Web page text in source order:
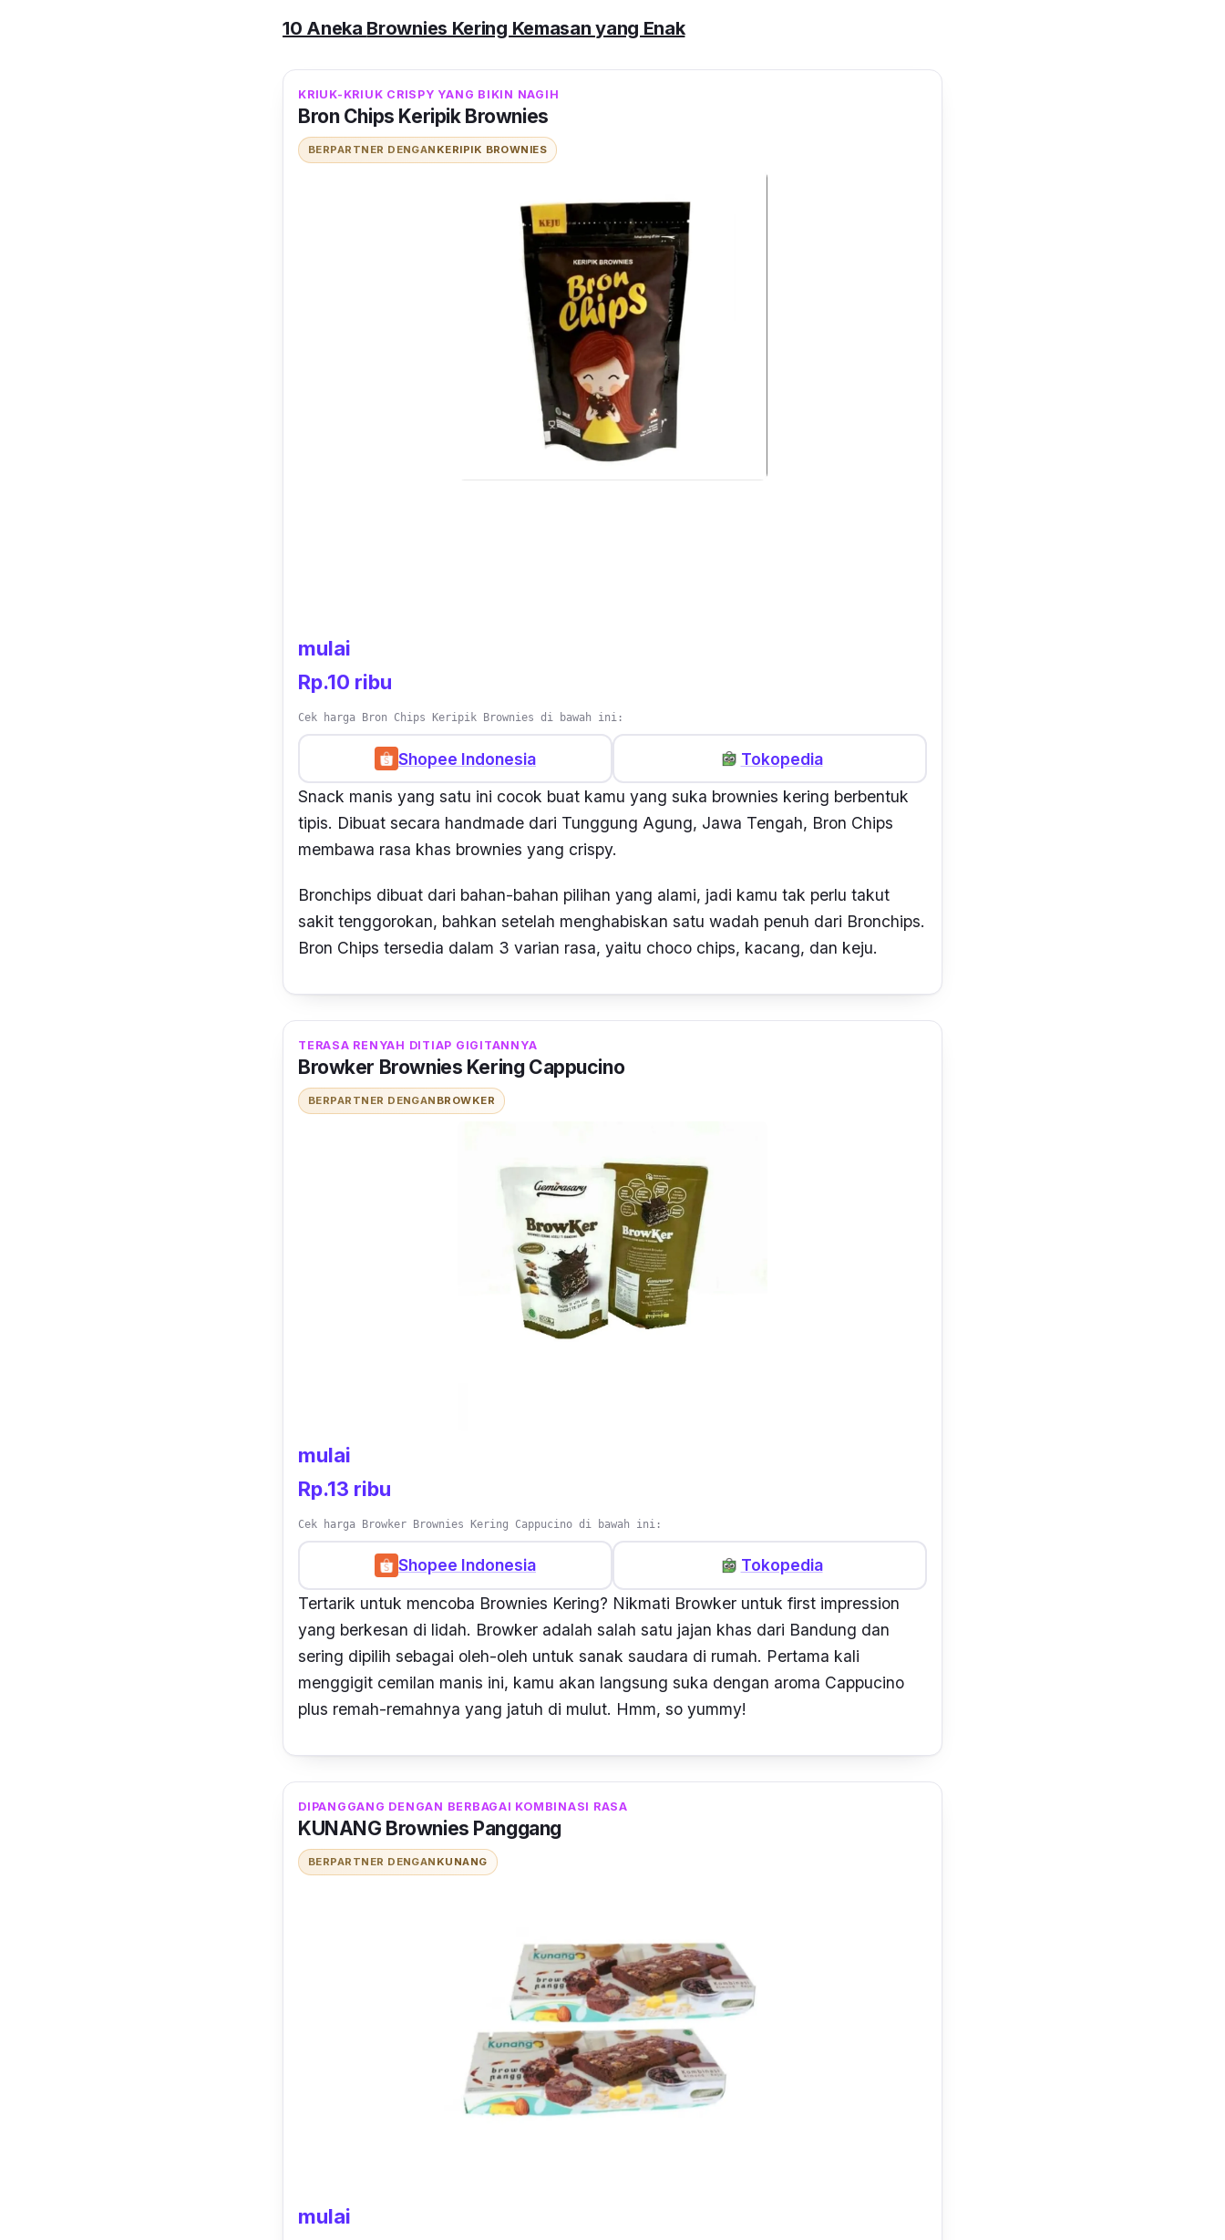
10 Aneka Brownies Kering Kemasan yang Enak
KRIUK-KRIUK CRISPY YANG BIKIN NAGIH
Bron Chips Keripik Brownies
BERPARTNER DENGAN KERIPIK BROWNIES
mulai
Rp.10 ribu
Cek harga Bron Chips Keripik Brownies di bawah ini:
Shopee Indonesia
Tokopedia
Snack manis yang satu ini cocok buat kamu yang suka brownies kering berbentuk
tipis. Dibuat secara handmade dari Tunggung Agung, Jawa Tengah, Bron Chips
membawa rasa khas brownies yang crispy.
Bronchips dibuat dari bahan-bahan pilihan yang alami, jadi kamu tak perlu takut
sakit tenggorokan, bahkan setelah menghabiskan satu wadah penuh dari Bronchips.
Bron Chips tersedia dalam 3 varian rasa, yaitu choco chips, kacang, dan keju.
TERASA RENYAH DITIAP GIGITANNYA
Browker Brownies Kering Cappucino
BERPARTNER DENGAN BROWKER
mulai
Rp.13 ribu
Cek harga Browker Brownies Kering Cappucino di bawah ini:
Shopee Indonesia
Tokopedia
Tertarik untuk mencoba Brownies Kering? Nikmati Browker untuk first impression
yang berkesan di lidah. Browker adalah salah satu jajan khas dari Bandung dan
sering dipilih sebagai oleh-oleh untuk sanak saudara di rumah. Pertama kali
menggigit cemilan manis ini, kamu akan langsung suka dengan aroma Cappucino
plus remah-remahnya yang jatuh di mulut. Hmm, so yummy!
DIPANGGANG DENGAN BERBAGAI KOMBINASI RASA
KUNANG Brownies Panggang
BERPARTNER DENGAN KUNANG
mulai